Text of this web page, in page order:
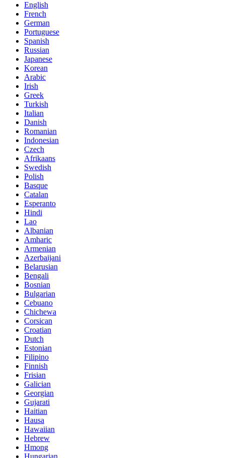
English
French
German
Portuguese
Spanish
Russian
Japanese
Korean
Arabic
Irish
Greek
Turkish
Italian
Danish
Romanian
Indonesian
Czech
Afrikaans
Swedish
Polish
Basque
Catalan
Esperanto
Hindi
Lao
Albanian
Amharic
Armenian
Azerbaijani
Belarusian
Bengali
Bosnian
Bulgarian
Cebuano
Chichewa
Corsican
Croatian
Dutch
Estonian
Filipino
Finnish
Frisian
Galician
Georgian
Gujarati
Haitian
Hausa
Hawaiian
Hebrew
Hmong